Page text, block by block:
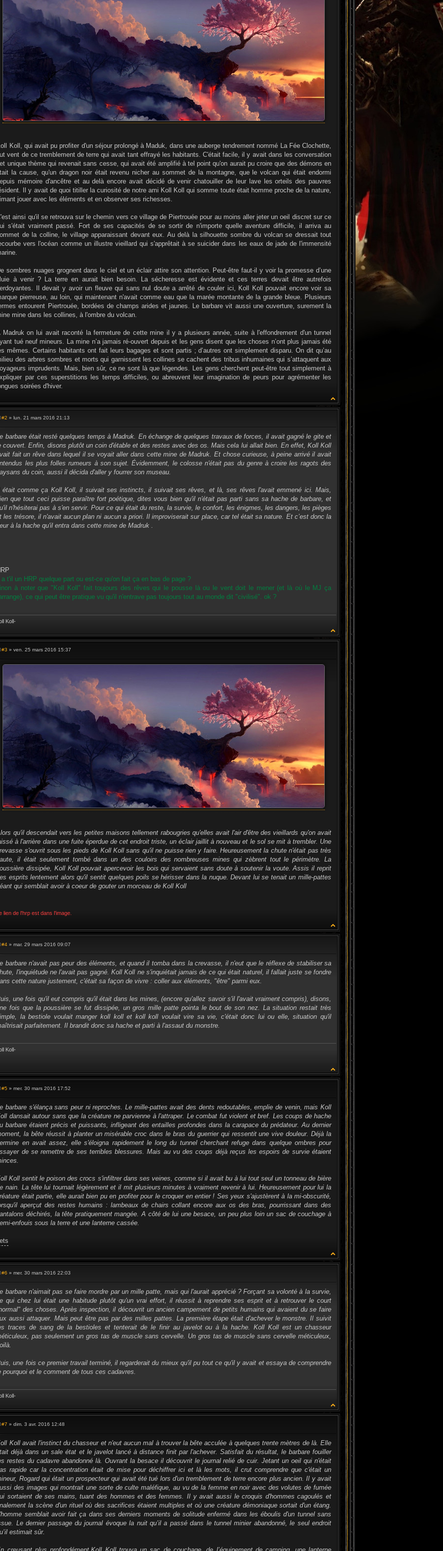
Koll, qui avait pu profiter d'un séjour prolongé à Maduk, dans une auberge tendrement nommé La Fée Clochette,
vent de ce tremblement de terre qui avait tant effrayé les habitants. C'était facile, il y avait dans les conversation
unique thème qui revenait sans cesse, qui avait été amplifié à tel point qu'on aurait pu croire que des démons en
la cause, qu'un dragon noir était revenu nicher au sommet de la montagne, que le volcan qui était endormi
mémoire d'ancêtre et au delà encore avait décidé de venir chatouiller de leur lave les orteils des pauvres
Il y avait de quoi titiller la curiosité de notre ami Koll Koll qui somme toute était homme proche de la nature,
jouer avec les éléments et en observer ses richesses.
ainsi qu'il se retrouva sur le chemin vers ce village de Piertrouée pour au moins aller jeter un oeil discret sur ce
s'était vraiment passé. Fort de ses capacités de se sortir de n'importe quelle aventure difficile, il arriva au
de la colline, le village apparaissant devant eux. Au delà la silhouette sombre du volcan se dressait tout
vers l'océan comme un illustre vieillard qui s'apprêtait à se suicider dans les eaux de jade de l'immensité
sombres nuages grognent dans le ciel et un éclair attire son attention. Peut-être faut-il y voir la promesse d’une
à venir ? La terre en aurait bien besoin. La sécheresse est évidente et ces terres devait être autrefois
Il devait y avoir un fleuve qui sans nul doute a arrêté de couler ici, Koll Koll pouvait encore voir sa
pierreuse, au loin, qui maintenant n'avait comme eau que la marée montante de la grande bleue. Plusieurs
entourent Piertrouée, bordées de champs arides et jaunes. Le barbare vit aussi une ouverture, surement la
mine dans les collines, à l'ombre du volcan.
Madruk on lui avait raconté la fermeture de cette mine il y a plusieurs année, suite à l'effondrement d'un tunnel
tué neuf mineurs. La mine n’a jamais ré-ouvert depuis et les gens disent que les choses n’ont plus jamais été
mêmes. Certains habitants ont fait leurs bagages et sont partis ; d’autres ont simplement disparu. On dit qu’au
des arbres sombres et morts qui garnissent les collines se cachent des tribus inhumaines qui s’attaquent aux
imprudents. Mais, bien sûr, ce ne sont là que légendes. Les gens cherchent peut-être tout simplement à
par ces superstitions les temps difficiles, ou abreuvent leur imagination de peurs pour agrémenter les
soirées d'hiver.
CITATION
e
s
a
e
#2 » lun. 21 mars 2016 21:13
barbare était resté quelques temps à Madruk. En échange de quelques travaux de forces, il avait gagné le gite et
couvert. Enfin, disons plutôt un coin d'étable et des restes avec des os. Mais cela lui allait bien. En effet, Koll Koll
fait un rêve dans lequel il se voyait aller dans cette mine de Madruk. Et chose curieuse, à peine arrivé il avait
les plus folles rumeurs à son sujet. Évidemment, le colosse n'était pas du genre à croire les ragots des
du coin, aussi il décida d'aller y fourrer son museau.
était comme ça Koll Koll, il suivait ses instincts, il suivait ses rêves, et là, ses rêves l'avait emmené ici. Mais,
que tout ceci puisse paraître fort poétique, dites vous bien qu'il n'était pas parti sans sa hache de barbare, et
n'hésiterai pas à s'en servir. Pour ce qui était du reste, la survie, le confort, les énigmes, les dangers, les pièges
les trésore, il n'avait aucun plan ni aucun a priori. Il improviserait sur place, car tel était sa nature. Et c’est donc la
à la hache qu'il entra dans cette mine de Madruk .
a t'il un HRP quelque part ou est-ce qu'on fait ça en bas de page ?
à noter que "Koll Koll" fait toujours des rêves qui le pousse là ou le vent doit le mener (et là où le MJ ça
ce qui peut être pratique vu qu'il n'entrave pas toujours tout au monde dit "civilisé". ok ?
Koll-
CITATION
s
#3 » ven. 25 mars 2016 15:37
qu'il descendait vers les petites maisons tellement rabougries qu'elles avait l'air d'être des vieillards qu'on avait
à l'arrière dans une fuite éperdue de cet endroit triste, un éclair jaillit à nouveau et le sol se mit à trembler. Une
s'ouvrit sous les pieds de Koll Koll sans qu'il ne puisse rien y faire. Heureusement la chute n'était pas très
il était seulement tombé dans un des couloirs des nombreuses mines qui zèbrent tout le périmètre. La
dissipée, Koll Koll pouvait apercevoir les bois qui servaient sans doute à soutenir la voute. Assis il reprit
esprits lentement alors qu'il sentit quelques poils se hérisser dans la nuque. Devant lui se tenait un mille-pattes
qui semblait avoir à coeur de gouter un morceau de Koll Koll
lien de l'hrp est dans l'image.
e
s
a
e
#4 » mar. 29 mars 2016 09:07
barbare n'avait pas peur des éléments, et quand il tomba dans la crevasse, il n'eut que le réflexe de stabiliser sa
l'inquiétude ne l'avait pas gagné. Koll Koll ne s'inquiétait jamais de ce qui était naturel, il fallait juste se fondre
cette nature justement, c'était sa façon de vivre : coller aux éléments, "être" parmi eux.
une fois qu'il eut compris qu'il était dans les mines, (encore qu'allez savoir s'il l'avait vraiment compris), disons,
fois que la poussière se fut dissipée, un gros mille patte pointa le bout de son nez. La situation restait très
la bestiole voulait manger koll koll et koll koll voulait vire sa vie, c'était donc lui ou elle, situation qu'il
parfaitement. Il brandit donc sa hache et parti à l'assaut du monstre.
Koll-
CITATION
s
a
e
#5 » mer. 30 mars 2016 17:52
barbare s'élança sans peur ni reproches. Le mille-pattes avait des dents redoutables, emplie de venin, mais Koll
dansait autour sans que la créature ne parvienne à l'attraper. Le combat fut violent et bref. Les coups de hache
barbare étaient précis et puissants, infligeant des entailles profondes dans la carapace du prédateur. Au dernier
la bête réussit à planter un misérable croc dans le bras du guerrier qui ressentit une vive douleur. Déjà la
en avait assez, elle s'éloigna rapidement le long du tunnel cherchant refuge dans quelque ombres pour
de se remettre de ses terribles blessures. Mais au vu des coups déjà reçus les espoirs de survie étaient
Koll sentit le poison des crocs s'infiltrer dans ses veines, comme si il avait bu à lui tout seul un tonneau de bière
nain. La tête lui tournait légèrement et il mit plusieurs minutes à vraiment revenir à lui. Heureusement pour lui la
était partie, elle aurait bien pu en profiter pour le croquer en entier ! Ses yeux s'ajustèrent à la mi-obscurité,
aperçut des restes humains : lambeaux de chairs collant encore aux os des bras, pourrissant dans des
déchirés, la tête pratiquement mangée. A côté de lui une besace, un peu plus loin un sac de couchage à
enfouis sous la terre et une lanterne cassée.
CITATION
e
s
a
e
#6 » mer. 30 mars 2016 22:03
barbare n'aimait pas se faire mordre par un mille patte, mais qui l'aurait apprécié ? Forçant sa volonté à la survie,
qui chez lui était une habitude plutôt qu'un vrai effort, il réussit à reprendre ses esprit et à retrouver le court
des choses. Après inspection, il découvrit un ancien campement de petits humains qui avaient du se faire
aussi attaquer. Mais peut être pas par des milles pattes. La première étape était d'achever le monstre. Il suivit
traces de sang de la bestioles et tenterait de le finir au javelot ou à la hache. Koll Koll est un chasseur
pas seulement un gros tas de muscle sans cervelle. Un gros tas de muscle sans cervelle méticuleux,
une fois ce premier travail terminé, il regarderait du mieux qu'il pu tout ce qu'il y avait et essaya de comprendre
pourquoi et le comment de tous ces cadavres.
Koll-
CITATION
s
a
e
#7 » dim. 3 avr. 2016 12:48
Koll avait l'instinct du chasseur et n'eut aucun mal à trouver la bête acculée à quelques trente mètres de là. Elle
déjà dans un sale état et le javelot lancé à distance finit par l'achever. Satisfait du résultat, le barbare fouiller
restes du cadavre abandonné là. Ouvrant la besace il découvrit le journal relié de cuir. Jetant un oeil qui n'était
rapide car la concentration était de mise pour déchiffrer ici et là les mots, il crut comprendre que c'était un
Rogard qui était un prospecteur qui avait été tué lors d'un tremblement de terre encore plus ancien. Il y avait
des images qui montrait une sorte de culte maléfique, au vu de la femme en noir avec des volutes de fumée
sortaient de ses mains, tuant des hommes et des femmes. Il y avait aussi le croquis d'hommes cagoulés et
la scène d'un rituel où des sacrifices étaient multiples et où une créature démoniaque sortait d'un étang.
semblait avoir fait ça dans ses derniers moments de solitude enfermé dans les éboulis d'un tunnel sans
Le dernier passage du journal évoque la nuit qu’il a passé dans le tunnel minier abandonné, le seul endroit
estimait sûr.